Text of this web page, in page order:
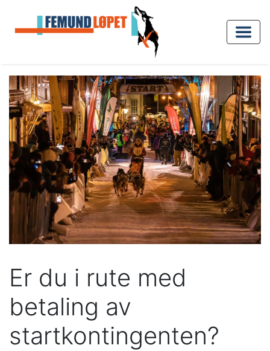
Er du i rute med
betaling av
startkontingenten?